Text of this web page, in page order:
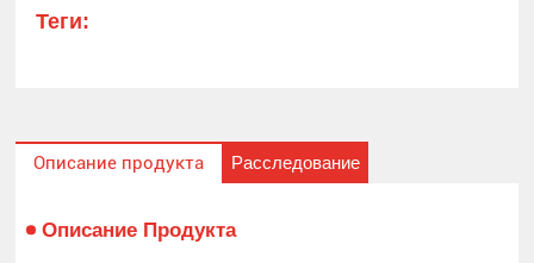
Теги:
Описание продукта Расследование
Описание Продукта